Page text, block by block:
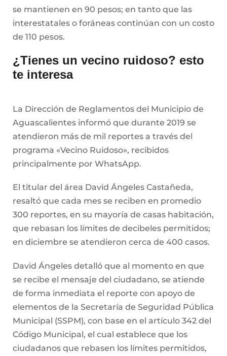
se mantienen en 90 pesos; en tanto que las
interestatales o foráneas continúan con un costo
de 110 pesos.
¿Tienes un vecino ruidoso? esto
te interesa
La Dirección de Reglamentos del Municipio de
Aguascalientes informó que durante 2019 se
atendieron más de mil reportes a través del
programa «Vecino Ruidoso», recibidos
principalmente por WhatsApp.
El titular del área David Ángeles Castañeda,
resaltó que cada mes se reciben en promedio
300 reportes, en su mayoría de casas habitación,
que rebasan los límites de decibeles permitidos;
en diciembre se atendieron cerca de 400 casos.
David Ángeles detalló que al momento en que
se recibe el mensaje del ciudadano, se atiende
de forma inmediata el reporte con apoyo de
elementos de la Secretaría de Seguridad Pública
Municipal (SSPM), con base en el artículo 342 del
Código Municipal, el cual establece que los
ciudadanos que rebasen los límites permitidos,